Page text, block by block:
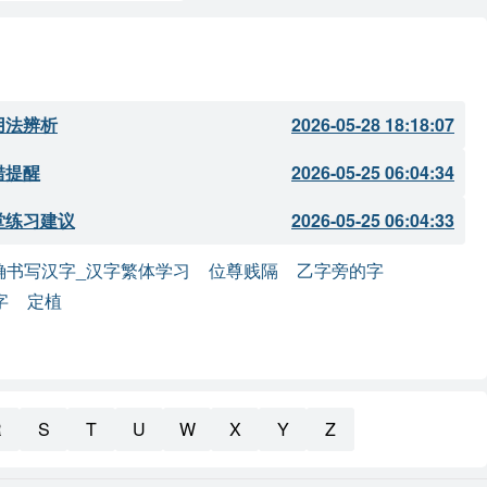
法辨析
2026-05-28 18:18:07
提醒
2026-05-25 06:04:34
习建议
2026-05-25 06:04:33
写汉字_汉字繁体学习 位尊贱隔
乙字旁的字
定植
S T U W X Y Z